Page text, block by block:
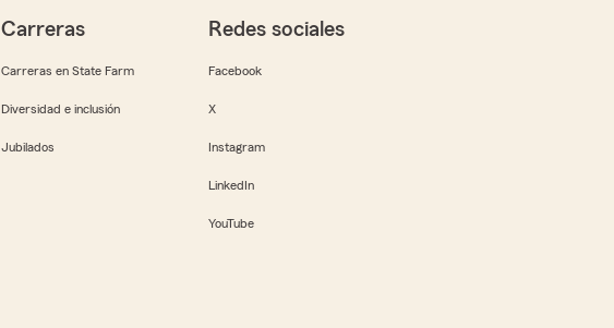
Carreras
Carreras en State Farm
Diversidad e inclusión
Jubilados
Redes sociales
Facebook
X
Instagram
LinkedIn
YouTube